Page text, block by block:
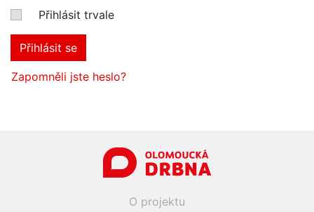
Přihlásit trvale
Přihlásit se
Zapomněli jste heslo?
O projektu